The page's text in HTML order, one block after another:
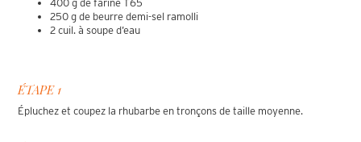
400 g de farine T65
250 g de beurre demi-sel ramolli
2 cuil. à soupe d’eau
ÉTAPE 1
Épluchez et coupez la rhubarbe en tronçons de taille moyenne.